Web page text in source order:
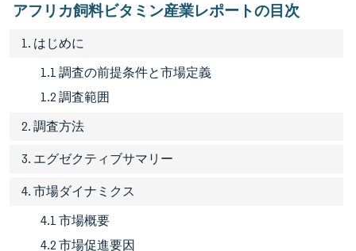
アフリカ飼料ビタミン産業レポートの目次
1. はじめに
1.1 調査の前提条件と市場定義
1.2 調査範囲
2. 調査方法
3. エグゼクティブサマリー
4. 市場ダイナミクス
4.1 市場概要
4.2 市場促進要因